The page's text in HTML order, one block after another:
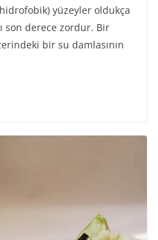
yüzeyler oldukça
son derece zordur. Bir
bir su damlasının